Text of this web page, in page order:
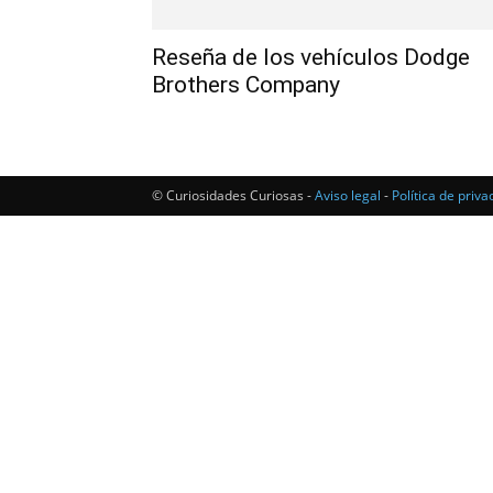
Reseña de los vehículos Dodge
Brothers Company
© Curiosidades Curiosas -Aviso legal - Política de